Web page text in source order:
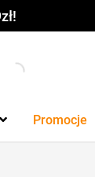
Promocje